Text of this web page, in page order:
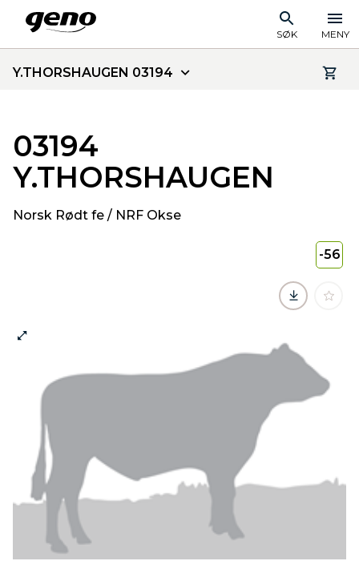
SØK MENY
Y.THORSHAUGEN 03194
03194
Y.THORSHAUGEN
Norsk Rødt fe / NRF Okse
-56